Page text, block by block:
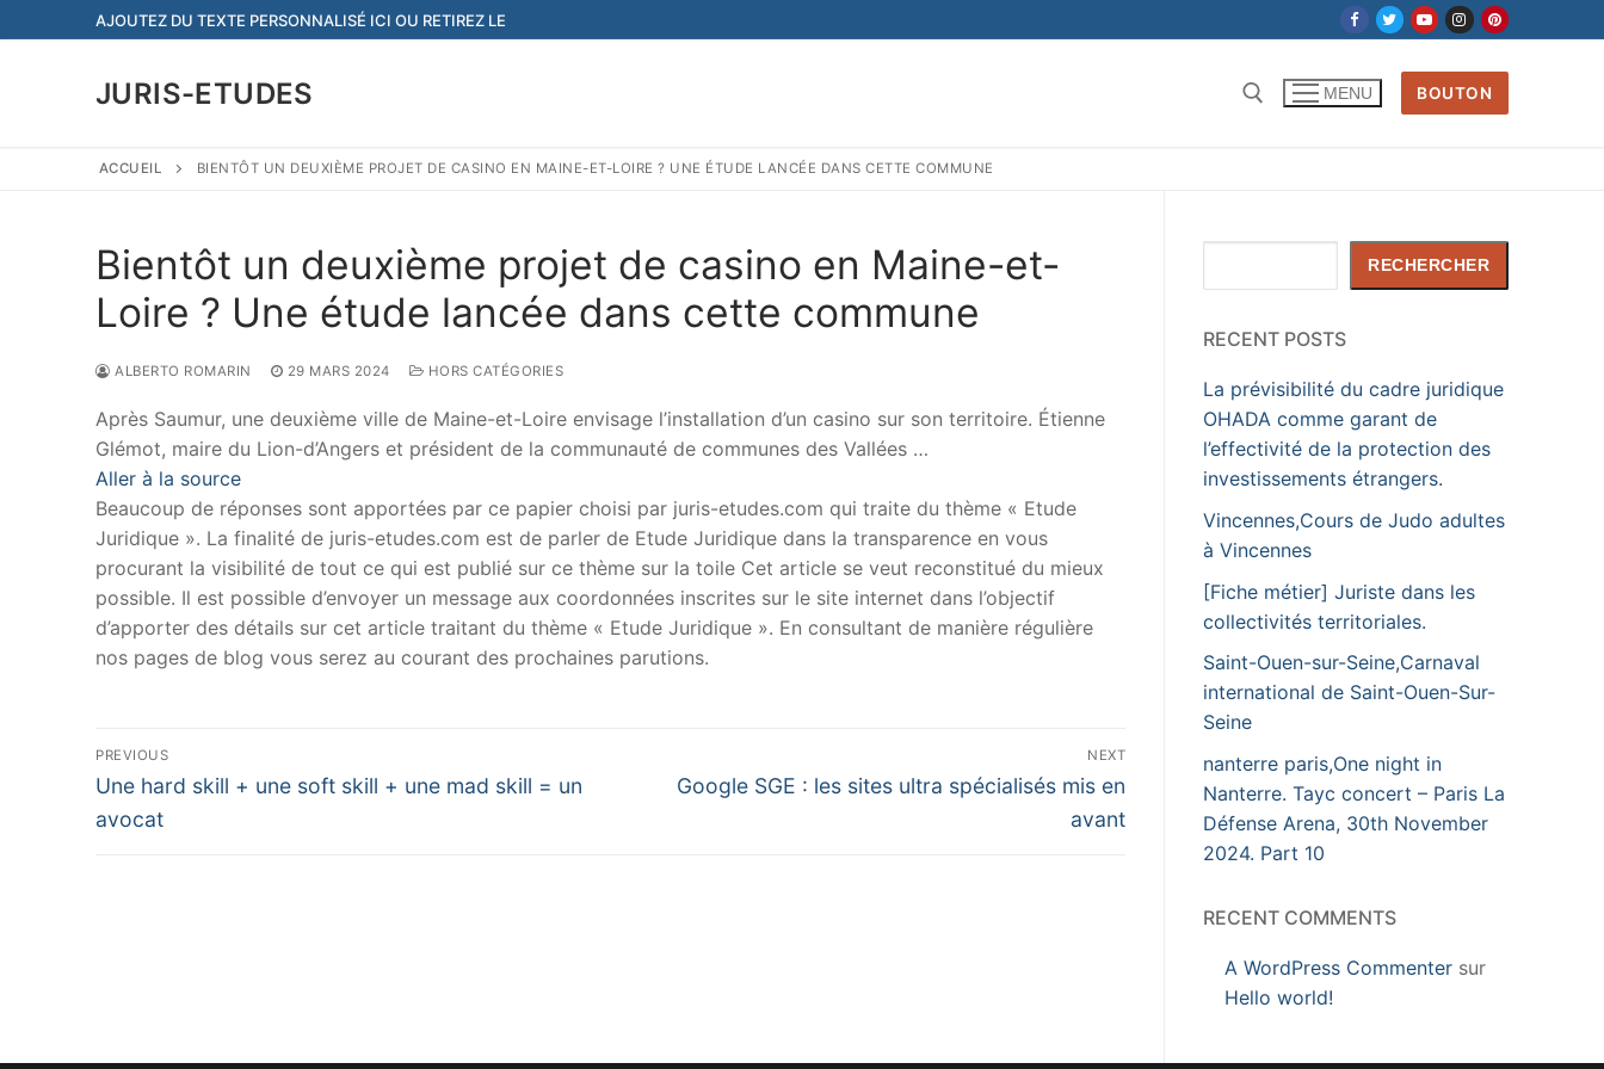
au
AJOUTEZ DU TEXTE PERSONNALISÉ ICI OU RETIREZ LE
JURIS-ETUDES MENU BOUTON
ACCUEIL BIENTÔT UN DEUXIÈME PROJET DE CASINO EN MAINE-ET-LOIRE ? UNE ÉTUDE LANCÉE DANS CETTE COMMUNE
Bientôt un deuxième projet de casino en Maine-et-
Loire ? Une étude lancée dans cette commune
ALBERTO ROMARIN 29 MARS 2024 HORS CATÉGORIES
Après Saumur, une deuxième ville de Maine-et-Loire envisage l’installation d’un casino sur son territoire. Étienne
Glémot, maire du Lion-d’Angers et président de la communauté de communes des Vallées …
Aller à la source
Beaucoup de réponses sont apportées par ce papier choisi par juris-etudes.com qui traite du thème « Etude
Juridique ». La finalité de juris-etudes.com est de parler de Etude Juridique dans la transparence en vous
procurant la visibilité de tout ce qui est publié sur ce thème sur la toile Cet article se veut reconstitué du mieux
possible. Il est possible d’envoyer un message aux coordonnées inscrites sur le site internet dans l’objectif
d’apporter des détails sur cet article traitant du thème « Etude Juridique ». En consultant de manière régulière
nos pages de blog vous serez au courant des prochaines parutions.
Navigation
de
l’article
PREVIOUS
Previous
post:
Une hard skill + une soft skill + une mad skill = un
avocat
NEXT
Next
Google SGE : les sites ultra spécialisés mis en
avant
RECHERCHER
RECENT POSTS
La prévisibilité du cadre juridique
OHADA comme garant de
l’effectivité de la protection des
investissements étrangers.
Vincennes,Cours de Judo adultes
à Vincennes
[Fiche métier] Juriste dans les
collectivités territoriales.
Saint-Ouen-sur-Seine,Carnaval
international de Saint-Ouen-Sur-
Seine
nanterre paris,One night in
Nanterre. Tayc concert – Paris La
Défense Arena, 30th November
2024. Part 10
RECENT COMMENTS
A WordPress Commenter sur
Hello world!